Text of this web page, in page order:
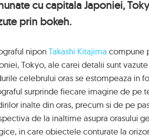
cu capitala Japoniei,
prin bokeh.
niponTakashi Kitajima compune
Tokyo, ale carei detalii sunt
celebrului oras se estompeaza in
surprinde fiecare imagine de pe
inalte din oras, precum si de pe
de la inaltime asupra orasului
in care obiectele conturate la